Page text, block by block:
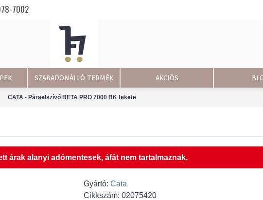
7002
SZABADONÁLLÓ TERMÉK AKCIÓS
CATA - Páraelszívó BETA PRO 7000 BK fekete
árak alanyi adómentesek, áfát nem tartalmaznak.
Gyártó: Cata
Cikkszám: 02075420